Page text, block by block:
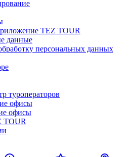
TEZ TOUR
данные
персональных данных
туроператоров
офисы
офисы
TOUR